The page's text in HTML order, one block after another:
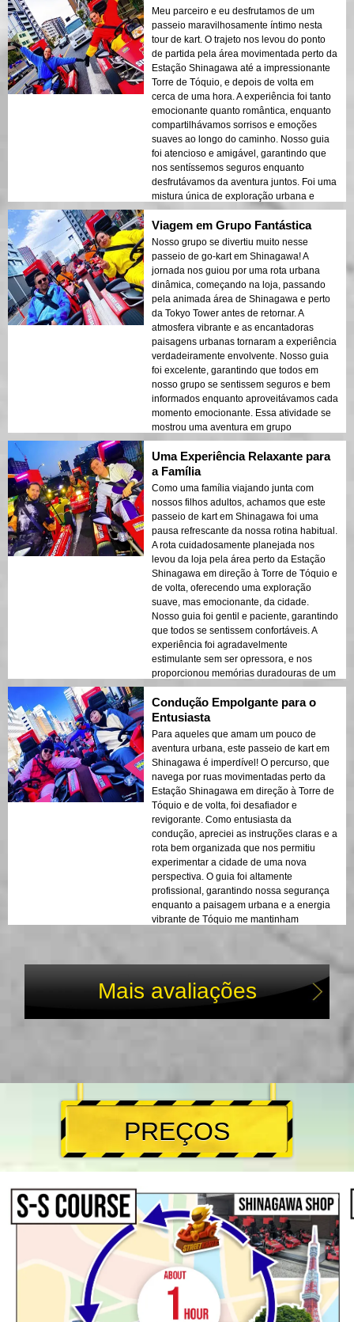
Meu parceiro e eu desfrutamos de um
passeio maravilhosamente íntimo nesta
tour de kart. O trajeto nos levou do ponto
de partida pela área movimentada perto da
Estação Shinagawa até a impressionante
Torre de Tóquio, e depois de volta em
cerca de uma hora. A experiência foi tanto
emocionante quanto romântica, enquanto
compartilhávamos sorrisos e emoções
suaves ao longo do caminho. Nosso guia
foi atencioso e amigável, garantindo que
nos sentíssemos seguros enquanto
desfrutávamos da aventura juntos. Foi uma
mistura única de exploração urbana e
fortalecimento do vínculo do casal que
vamos valorizar para sempre.
Viagem em Grupo Fantástica
Nosso grupo se divertiu muito nesse
passeio de go-kart em Shinagawa! A
jornada nos guiou por uma rota urbana
dinâmica, começando na loja, passando
pela animada área de Shinagawa e perto
da Tokyo Tower antes de retornar. A
atmosfera vibrante e as encantadoras
paisagens urbanas tornaram a experiência
verdadeiramente envolvente. Nosso guia
foi excelente, garantindo que todos em
nosso grupo se sentissem seguros e bem
informados enquanto aproveitávamos cada
momento emocionante. Essa atividade se
mostrou uma aventura em grupo
excepcional e uma maneira inovadora de
vivenciar Tóquio.
Uma Experiência Relaxante para
a Família
Como uma família viajando junta com
nossos filhos adultos, achamos que este
passeio de kart em Shinagawa foi uma
pausa refrescante da nossa rotina habitual.
A rota cuidadosamente planejada nos
levou da loja pela área perto da Estação
Shinagawa em direção à Torre de Tóquio e
de volta, oferecendo uma exploração
suave, mas emocionante, da cidade.
Nosso guia foi gentil e paciente, garantindo
que todos se sentissem confortáveis. A
experiência foi agradavelmente
estimulante sem ser opressora, e nos
proporcionou memórias duradouras de um
dia bem passado em Tóquio.
Condução Empolgante para o
Entusiasta
Para aqueles que amam um pouco de
aventura urbana, este passeio de kart em
Shinagawa é imperdível! O percurso, que
navega por ruas movimentadas perto da
Estação Shinagawa em direção à Torre de
Tóquio e de volta, foi desafiador e
revigorante. Como entusiasta da
condução, apreciei as instruções claras e a
rota bem organizada que nos permitiu
experimentar a cidade de uma nova
perspectiva. O guia foi altamente
profissional, garantindo nossa segurança
enquanto a paisagem urbana e a energia
vibrante de Tóquio me mantinham
Mais avaliações
PREÇOS